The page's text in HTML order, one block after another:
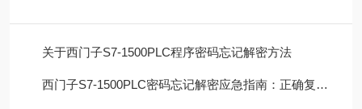
关于西门子S7-1500PLC程序密码忘记解密方法
西门子S7-1500PLC密码忘记解密应急指南：正确复位流程与数据取舍